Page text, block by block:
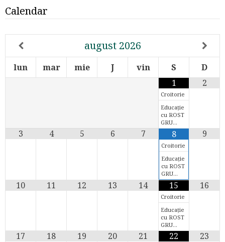
Calendar
august 2026
lun mar mie J vin S
D
1
Croitorie
Educație
cu ROST
GRU…
2
3 4 5 6 7 8
Croitorie
Educație
cu ROST
GRU…
9
10 11 12 13 14 15
Croitorie
Educație
cu ROST
GRU…
16
17 18 19 20 21 22 23